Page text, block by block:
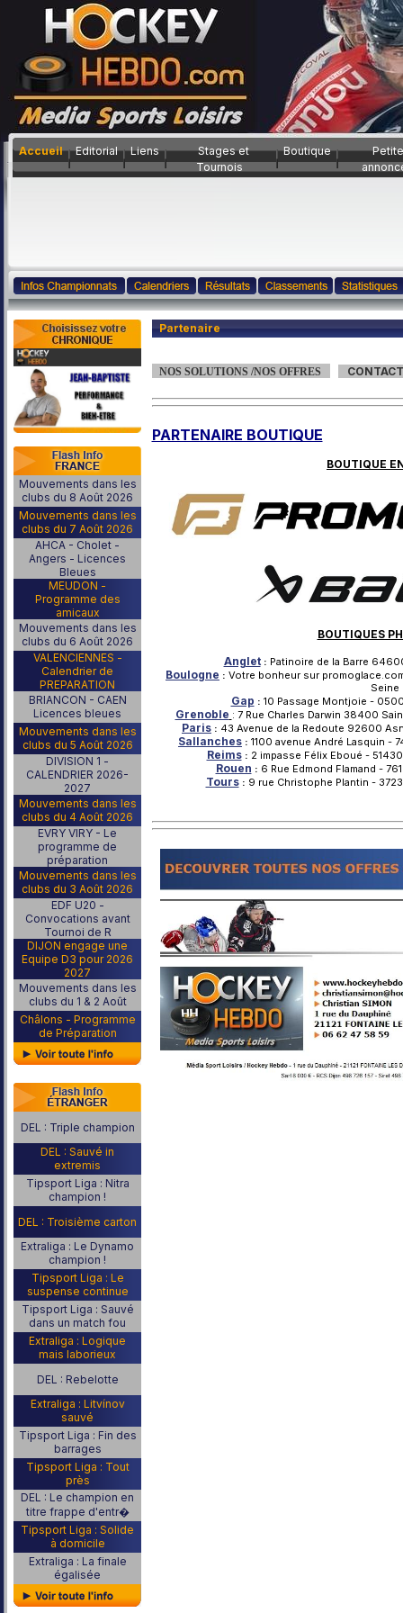
Accueil Editorial Liens
Stages et
Tournois
Boutique
Mouvements dans les
clubs du 8 Août 2026
Mouvements dans les
clubs du 7 Août 2026
AHCA - Cholet -
Angers - Licences
Bleues
MEUDON -
Programme des
amicaux
Mouvements dans les
clubs du 6 Août 2026
VALENCIENNES -
Calendrier de
PREPARATION
BRIANCON - CAEN
Licences bleues
Mouvements dans les
clubs du 5 Août 2026
DIVISION 1 -
CALENDRIER 2026-
2027
Mouvements dans les
clubs du 4 Août 2026
EVRY VIRY - Le
programme de
préparation
Mouvements dans les
clubs du 3 Août 2026
EDF U20 -
Convocations avant
Tournoi de R
DIJON engage une
Equipe D3 pour 2026
2027
Mouvements dans les
clubs du 1 & 2 Août
Châlons - Programme
de Préparation
DEL : Triple champion
DEL : Sauvé in
extremis
Tipsport Liga : Nitra
champion !
DEL : Troisième carton
Extraliga : Le Dynamo
champion !
Tipsport Liga : Le
suspense continue
Tipsport Liga : Sauvé
dans un match fou
Extraliga : Logique
mais laborieux
DEL : Rebelotte
Extraliga : Litvínov
sauvé
Tipsport Liga : Fin des
barrages
Tipsport Liga : Tout
près
DEL : Le champion en
titre frappe d'entr�
Tipsport Liga : Solide
à domicile
Extraliga : La finale
égalisée
Partenaire
NOS SOLUTIONS /NOS OFFRES CONTACT
PARTENAIRE BOUTIQUE
BOUTIQUE
BOUTIQUES
Anglet: Patinoire de la Barre
Boulogne : Votre bonheur sur
Seine
Gap : 10 Passage Montjoie -
Grenoble : 7 Rue Charles Darwin 38400
Paris : 43 Avenue de la Redoute 92600
Sallanches : 1100 avenue André Lasquin -
Reims: 2 impasse Félix Eboué -
Rouen : 6 Rue Edmond Flamand -
Tours: 9 rue Christophe Plantin -